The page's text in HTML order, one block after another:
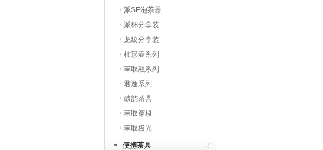
派SE泡茶器
派杯分享装
龙纹分享装
柿形壶系列
萃取融系列
君逸系列
鼓韵茶具
萃取穿梭
萃取极光
便携茶具